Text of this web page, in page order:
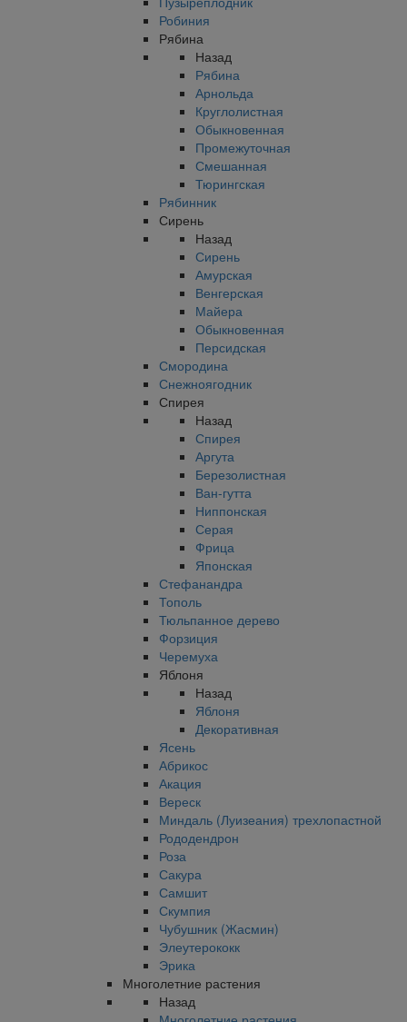
Робиния
Рябина
Назад
Рябина
Арнольда
Круглолистная
Обыкновенная
Промежуточная
Смешанная
Тюрингская
Рябинник
Сирень
Назад
Сирень
Амурская
Венгерская
Майера
Обыкновенная
Персидская
Смородина
Снежноягодник
Спирея
Назад
Спирея
Аргута
Березолистная
Ван-гутта
Ниппонская
Серая
Фрица
Японская
Стефанандра
Тополь
Тюльпанное дерево
Форзиция
Черемуха
Яблоня
Назад
Яблоня
Декоративная
Ясень
Абрикос
Акация
Вереск
Миндаль (Луизеания) трехлопастной
Рододендрон
Роза
Сакура
Самшит
Скумпия
Чубушник (Жасмин)
Элеутерококк
Эрика
Многолетние растения
Назад